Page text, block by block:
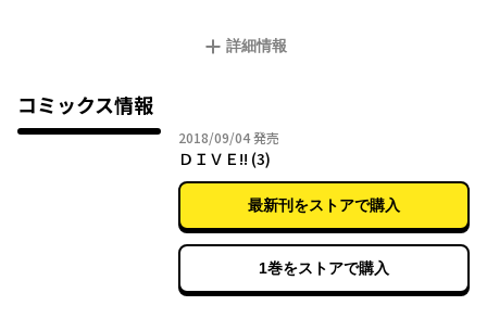
機をきっかけに、オリンピック出場を目指すことになった少年た
詳細情報
コミックス情報
2018/09/042018年09月04日
発売
ＤＩＶＥ!! (3)
最新刊をストアで購入
1巻をストアで購入